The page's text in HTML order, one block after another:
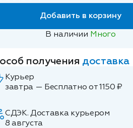
Добавить в корзину
В наличии Много
получения доставка
Курьер
завтра — Бесплатно от 1150 ₽
СДЭК. Доставка курьером
8 августа